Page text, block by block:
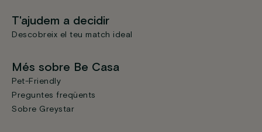
T'ajudem a decidir
Descobreix el teu match ideal
Més sobre Be Casa
Pet-Friendly
Preguntes freqüents
Sobre Greystar